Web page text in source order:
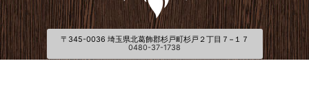
〒345-0036 埼玉県北葛飾郡杉戸町杉戸２丁目７−１７
0480-37-1738